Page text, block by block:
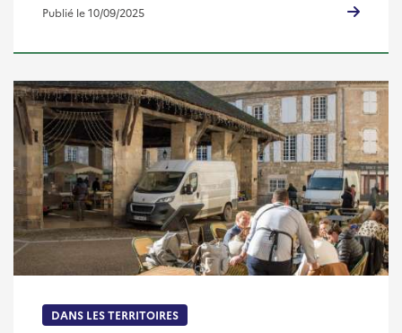
Publié le 10/09/2025
DANS LES TERRITOIRES